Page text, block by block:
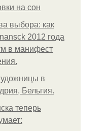
на сон
выбора: как
2012 года
в манифест
в
Бельгия.
теперь